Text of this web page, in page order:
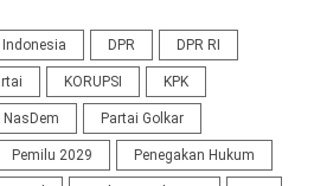
DPR DPR RI
KORUPSI KPK
NasDem Partai Golkar
Pemilu 2029 Penegakan Hukum